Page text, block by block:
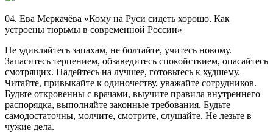
04. Ева Меркачёва «Кому на Руси сидеть хорошо. Как
устроены тюрьмы в современной России»
Не удивляйтесь запахам, не болтайте, учитесь новому.
Запаситесь терпением, обзаведитесь спокойствием, опасайтесь
смотрящих. Надейтесь на лучшее, готовьтесь к худшему.
Читайте, привыкайте к одиночеству, уважайте сотрудников.
Будьте откровенны с врачами, выучите правила внутреннего
распорядка, выполняйте законные требования. Будьте
самодостаточны, молчите, смотрите, слушайте. Не лезьте в
чужие дела.